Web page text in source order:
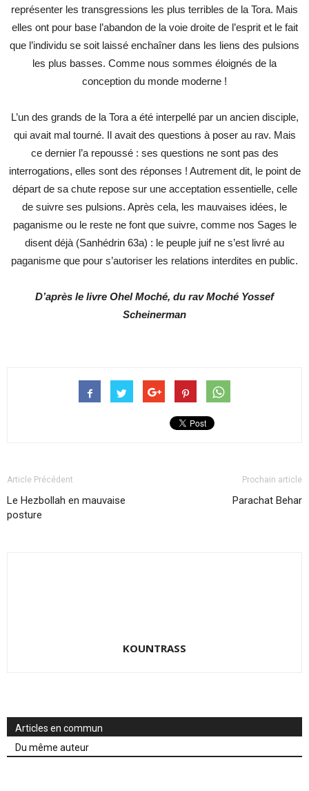
représenter les transgressions les plus terribles de la Tora. Mais
elles ont pour base l’abandon de la voie droite de l’esprit et le fait
que l’individu se soit laissé enchaîner dans les liens des pulsions
les plus basses. Comme nous sommes éloignés de la
conception du monde moderne !
L’un des grands de la Tora a été interpellé par un ancien disciple,
qui avait mal tourné. Il avait des questions à poser au rav. Mais
ce dernier l’a repoussé : ses questions ne sont pas des
interrogations, elles sont des réponses ! Autrement dit, le point de
départ de sa chute repose sur une acceptation essentielle, celle
de suivre ses pulsions. Après cela, les mauvaises idées, le
paganisme ou le reste ne font que suivre, comme nos Sages le
disent déjà (Sanhédrin 63a) : le peuple juif ne s’est livré au
paganisme que pour s’autoriser les relations interdites en public.
D’après le livre Ohel Moché, du rav Moché Yossef
Scheinerman
Article Précédent
Le Hezbollah en mauvaise
posture
Prochain article
Parachat Behar
KOUNTRASS
Articles en commun
Du même auteur